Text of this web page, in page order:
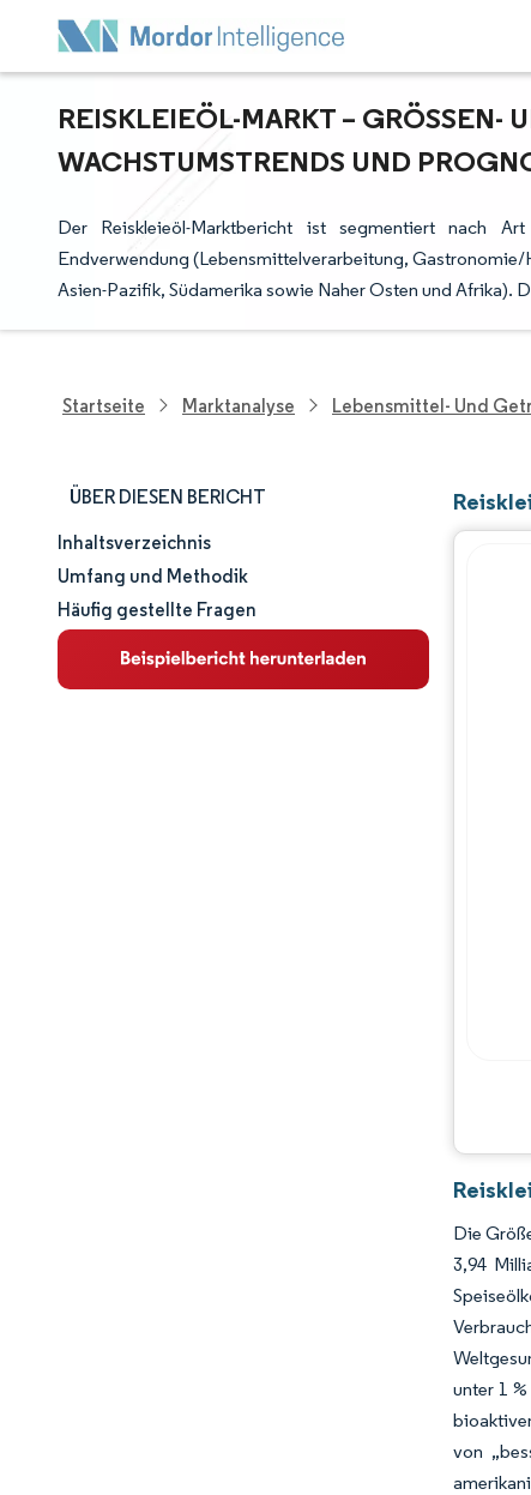
REISKLEIEÖL-MARKT – GRÖSSEN-
ACHSTUMSTRENDS UND
Der Reiskleieöl-Marktbericht ist segmentiert nach
Endverwendung (Lebensmittelverarbeitung,
Asien-Pazifik, Südamerika sowie Naher Osten und Afrika).
Startseite Marktanalyse Lebensmittel- Und
ÜBER DIESEN BERICHT
Marktgröße und -anteil
Marktanalyse
Trends und Einblicke
Inhaltsverzeichnis
Umfang und Methodik
Häufig gestellte Fragen
Die
3,94
unter 1
von